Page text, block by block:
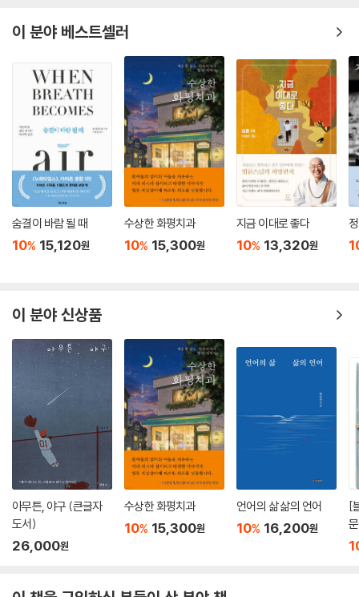
이 분야 베스트셀러
숨결이 바람 될 때
10% 15,120원
수상한 화평치과
10% 15,300원
지금 이대로 좋다
10% 13,320원
이 분야 신상품
아무튼, 야구 (큰글자
도서)
26,000원
수상한 화평치과
10% 15,300원
언어의 삶 삶의 언어
10% 16,200원
[